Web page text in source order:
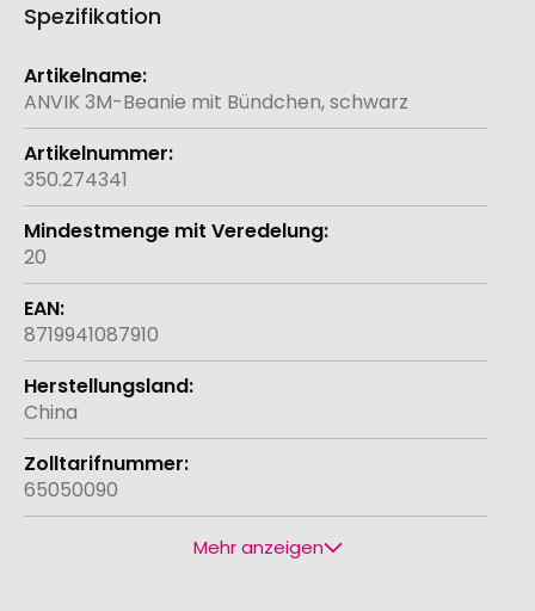
Spezifikation
Weitere
Informationen
ANVIK 3M-Beanie mit Bündchen, schwarz
350.274341
20
8719941087910
China
65050090
Mehr anzeigen